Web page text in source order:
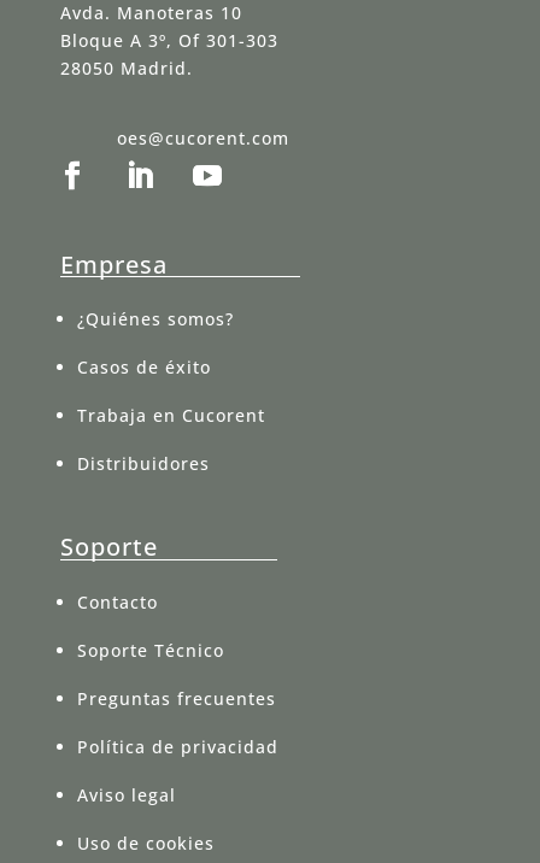
Avda. Manoteras 10
Bloque A 3º, Of 301-303
28050 Madrid.
oes@cucorent.com
Empresa
¿Quiénes somos?
Casos de éxito
Trabaja en Cucorent
Distribuidores
Soporte
Contacto
Soporte Técnico
Preguntas frecuentes
Política de privacidad
Aviso legal
Uso de cookies